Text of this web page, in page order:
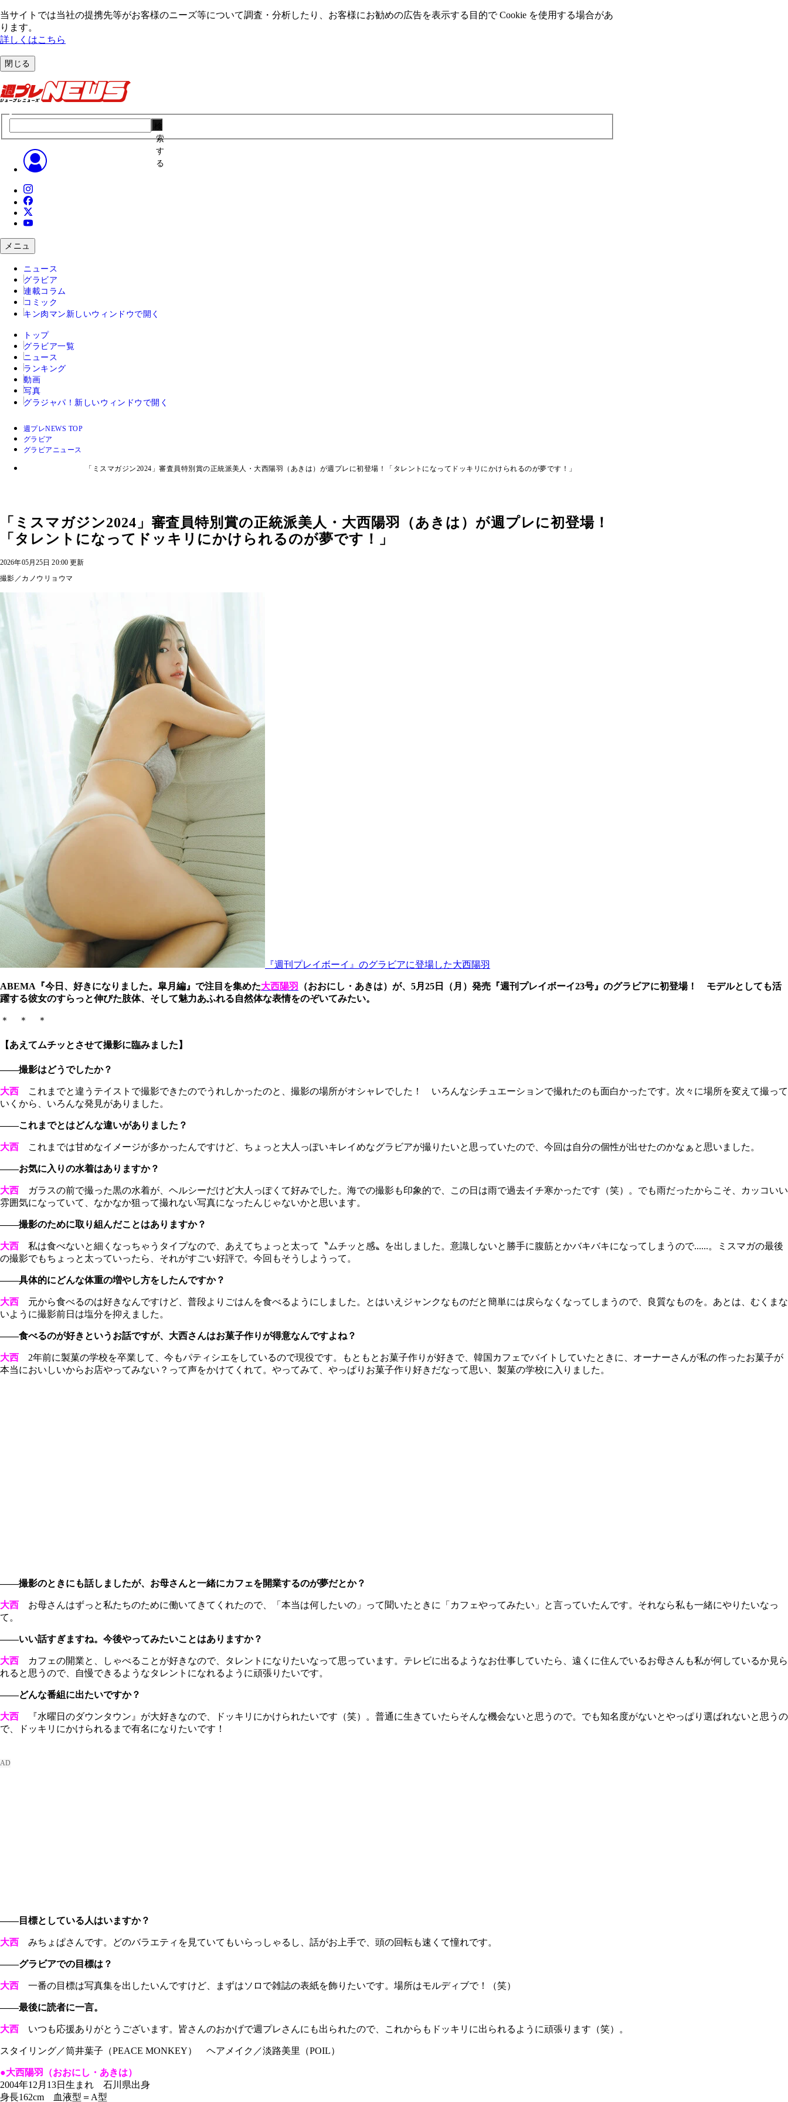
当サイトでは当社の提携先等がお客様のニーズ等について調査・分析したり、お客様にお勧めの広告を表⽰する⽬的で Cookie を使⽤する場合があ
ります。
詳しくはこちら
閉じる
索
す
る
メニュ
ニュース
グラビア
連載コラム
コミック
キン肉マン 新しいウィンドウで開く
トップ
グラビア一覧
ニュース
ランキング
動画
写真
グラジャパ！ 新しいウィンドウで開く
週プレNEWS TOP
グラビア
グラビアニュース
「ミスマガジン2024」審査員特別賞の正統派美人・大西陽羽（あきは）が週プレに初登場！「タレントになってドッキリにかけられるのが夢です！」
「ミスマガジン2024」審査員特別賞の正統派美人・大西陽羽（あきは）が週プレに初登場！
「タレントになってドッキリにかけられるのが夢です！」
2026年05月25日 20:00 更新
撮影／カノウリョウマ
『週刊プレイボーイ』のグラビアに登場した大西陽羽
ABEMA『今日、好きになりました。皐月編』で注目を集めた大西陽羽
（おおにし・あきは）が、5月25日（月）発売『週刊プレイボーイ23号』のグラビアに初登場！ モデルとしても活
躍する彼女のすらっと伸びた肢体、そして魅力あふれる自然体な表情をのぞいてみたい。
＊ ＊ ＊
【あえてムチッとさせて撮影に臨みました】
――撮影はどうでしたか？
大西 これまでと違うテイストで撮影できたのでうれしかったのと、撮影の場所がオシャレでした！ いろんなシチュエーションで撮れたのも面白かったです。次々に場所を変えて撮って
いくから、いろんな発見がありました。
――これまでとはどんな違いがありました？
大西 これまでは甘めなイメージが多かったんですけど、ちょっと大人っぽいキレイめなグラビアが撮りたいと思っていたので、今回は自分の個性が出せたのかなぁと思いました。
――お気に入りの水着はありますか？
大西 ガラスの前で撮った黒の水着が、ヘルシーだけど大人っぽくて好みでした。海での撮影も印象的で、この日は雨で過去イチ寒かったです（笑）。でも雨だったからこそ、カッコいい
雰囲気になっていて、なかなか狙って撮れない写真になったんじゃないかと思います。
――撮影のために取り組んだことはありますか？
大西 私は食べないと細くなっちゃうタイプなので、あえてちょっと太って〝ムチッと感〟を出しました。意識しないと勝手に腹筋とかバキバキになってしまうので......。ミスマガの最後
の撮影でもちょっと太っていったら、それがすごい好評で。今回もそうしようって。
――具体的にどんな体重の増やし方をしたんですか？
大西 元から食べるのは好きなんですけど、普段よりごはんを食べるようにしました。とはいえジャンクなものだと簡単には戻らなくなってしまうので、良質なものを。あとは、むくまな
いように撮影前日は塩分を抑えました。
――食べるのが好きというお話ですが、大西さんはお菓子作りが得意なんですよね？
大西 2年前に製菓の学校を卒業して、今もパティシエをしているので現役です。もともとお菓子作りが好きで、韓国カフェでバイトしていたときに、オーナーさんが私の作ったお菓子が
本当においしいからお店やってみない？って声をかけてくれて。やってみて、やっぱりお菓子作り好きだなって思い、製菓の学校に入りました。
――撮影のときにも話しましたが、お母さんと一緒にカフェを開業するのが夢だとか？
大西 お母さんはずっと私たちのために働いてきてくれたので、「本当は何したいの」って聞いたときに「カフェやってみたい」と言っていたんです。それなら私も一緒にやりたいなっ
て。
――いい話すぎますね。今後やってみたいことはありますか？
大西 カフェの開業と、しゃべることが好きなので、タレントになりたいなって思っています。テレビに出るようなお仕事していたら、遠くに住んでいるお母さんも私が何しているか見ら
れると思うので、自慢できるようなタレントになれるように頑張りたいです。
――どんな番組に出たいですか？
大西 『水曜日のダウンタウン』が大好きなので、ドッキリにかけられたいです（笑）。普通に生きていたらそんな機会ないと思うので。でも知名度がないとやっぱり選ばれないと思うの
で、ドッキリにかけられるまで有名になりたいです！
――目標としている人はいますか？
大西 みちょぱさんです。どのバラエティを見ていてもいらっしゃるし、話がお上手で、頭の回転も速くて憧れです。
――グラビアでの目標は？
大西 一番の目標は写真集を出したいんですけど、まずはソロで雑誌の表紙を飾りたいです。場所はモルディブで！（笑）
――最後に読者に一言。
大西 いつも応援ありがとうございます。皆さんのおかげで週プレさんにも出られたので、これからもドッキリに出られるように頑張ります（笑）。
スタイリング／筒井葉子（PEACE MONKEY） ヘアメイク／淡路美里（POIL）
●大西陽羽（おおにし・あきは）
2004年12月13日生まれ 石川県出身
身長162cm 血液型＝A型